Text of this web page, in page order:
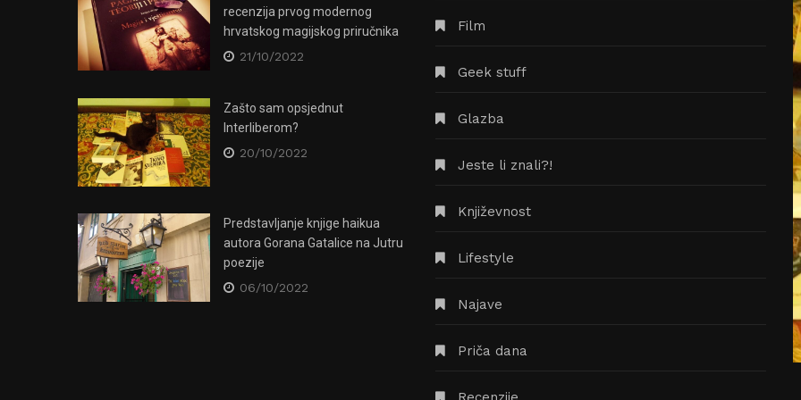
recenzija prvog modernog
hrvatskog magijskog priručnika
21/10/2022
Zašto sam opsjednut
Interliberom?
20/10/2022
Predstavljanje knjige haikua
autora Gorana Gatalice na Jutru
poezije
06/10/2022
Film
Geek stuff
Glazba
Jeste li znali?!
Književnost
Lifestyle
Najave
Priča dana
Klub Jabuka očuvat će se kao
spomenik kulture – za sad bar u
virtualnom svijetu!
27/10/2020
Časopis The Split Mind traži